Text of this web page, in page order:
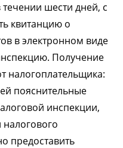
шести дней, с
квитанцию о
в электронном виде
Получение
налогоплательщика:
пояснительные
инспекции,
предоставить